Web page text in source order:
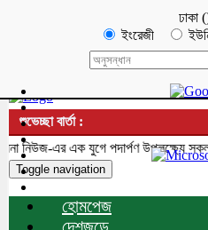
ঢাকা (
ইংরেজী
শুভেচ্ছা বার্তা :
এর এক যুগে পদার্পণ উপলক্ষ্যে সকল
Toggle navigation
হোমপেজ